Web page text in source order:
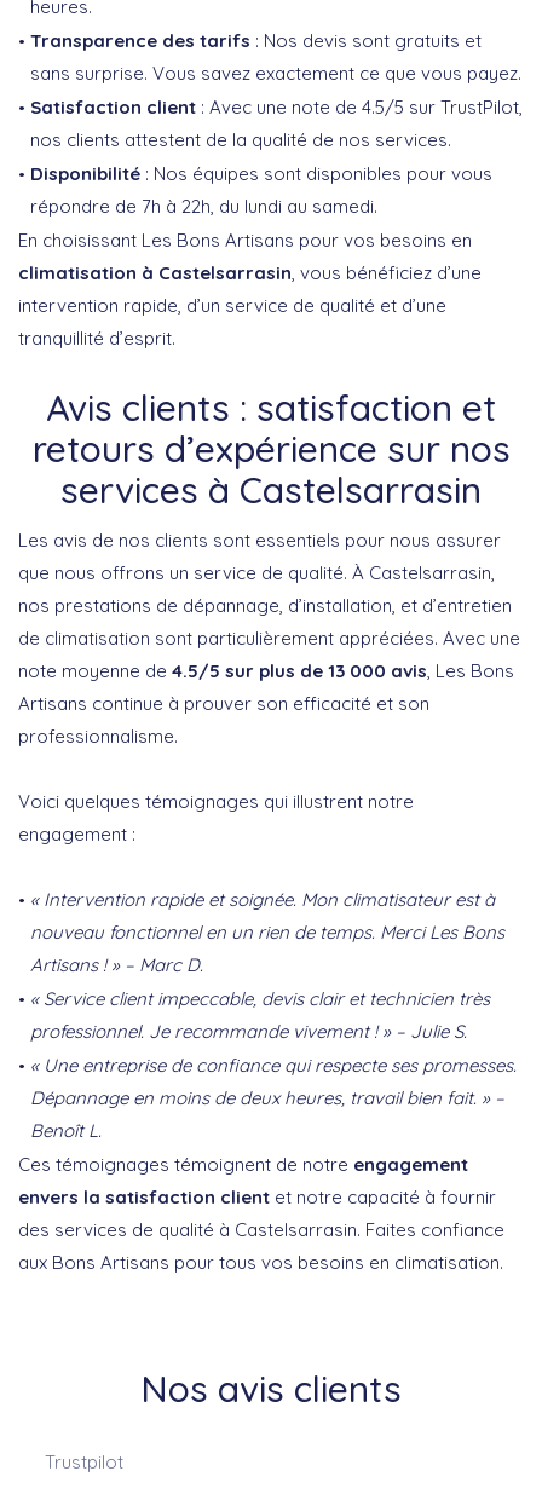
heures.
Transparence des tarifs : Nos devis sont gratuits et
sans surprise. Vous savez exactement ce que vous payez.
Satisfaction client : Avec une note de 4.5/5 sur TrustPilot,
nos clients attestent de la qualité de nos services.
Disponibilité : Nos équipes sont disponibles pour vous
répondre de 7h à 22h, du lundi au samedi.
En choisissant Les Bons Artisans pour vos besoins en
climatisation à Castelsarrasin , vous bénéficiez d’une
intervention rapide, d’un service de qualité et d’une
tranquillité d’esprit.
Avis clients : satisfaction et
retours d’expérience sur nos
services à Castelsarrasin
Les avis de nos clients sont essentiels pour nous assurer
que nous offrons un service de qualité. À Castelsarrasin,
nos prestations de dépannage, d’installation, et d’entretien
de climatisation sont particulièrement appréciées. Avec une
note moyenne de 4.5/5 sur plus de 13 000 avis , Les Bons
Artisans continue à prouver son efficacité et son
professionnalisme.
Voici quelques témoignages qui illustrent notre
engagement :
« Intervention rapide et soignée. Mon climatisateur est à
nouveau fonctionnel en un rien de temps. Merci Les Bons
Artisans ! » – Marc D.
« Service client impeccable, devis clair et technicien très
professionnel. Je recommande vivement ! » – Julie S.
« Une entreprise de confiance qui respecte ses promesses.
Dépannage en moins de deux heures, travail bien fait. » –
Benoît L.
Ces témoignages témoignent de notre engagement
envers la satisfaction client et notre capacité à fournir
des services de qualité à Castelsarrasin. Faites confiance
aux Bons Artisans pour tous vos besoins en climatisation.
Nos avis clients
Trustpilot